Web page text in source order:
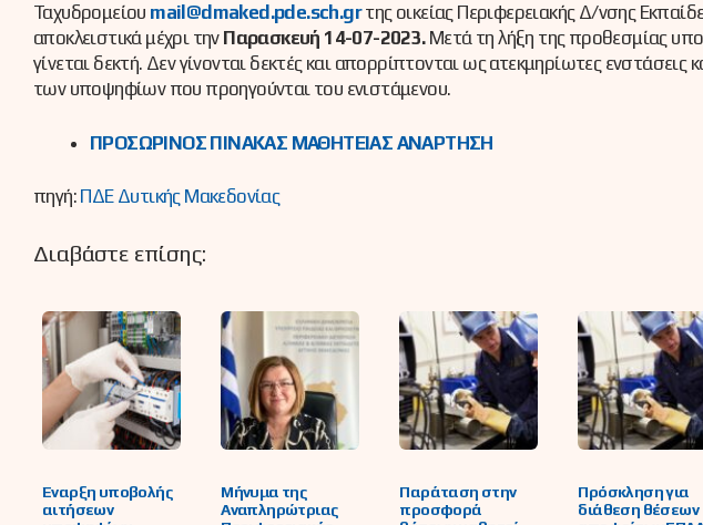
Ταχυδρομείου mail@dmaked.pde.sch.grτης οικείας Περιφερειακής Δ/νσης
αποκλειστικά μέχρι την Παρασκευή 14-07-2023.Μετά τη λήξη της προθεσμίας
γίνεται δεκτή. Δεν γίνονται δεκτές και απορρίπτονται ως ατεκμηρίωτες
των υποψηφίων που προηγούνται του ενιστάμενου.
ΠΡΟΣΩΡΙΝΟΣ ΠΙΝΑΚΑΣ ΜΑΘΗΤΕΙΑΣ ΑΝΑΡΤΗΣΗ
πηγή: ΠΔΕ Δυτικής Μακεδονίας
Διαβάστε επίσης:
Έναρξη υποβολής
αιτήσεων
Μήνυμα της
Αναπληρώτριας
Παράταση στην
προσφορά
Πρόσκληση για
διάθεση θέσεων